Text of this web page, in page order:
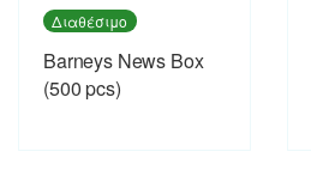
Διαθέσιμο
Barneys News Box
(500 pcs)